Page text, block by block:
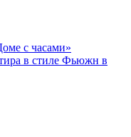
с часами»
в стиле Фьюжн в